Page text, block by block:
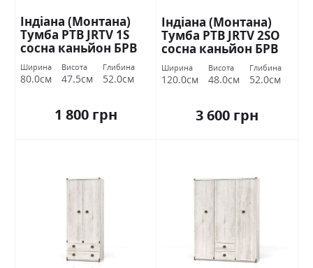
Індіана (Монтана)
Тумба РТВ JRTV 1S
сосна каньйон БРВ
Україна
Ширина
80.0см
Висота
47.5см
Глибина
52.0см
1 800 грн
Індіана (Монтана)
Тумба РТВ JRTV 2SО
сосна каньйон БРВ
Україна
Ширина
120.0см
Висота
48.0см
Глибина
52.0см
3 600 грн